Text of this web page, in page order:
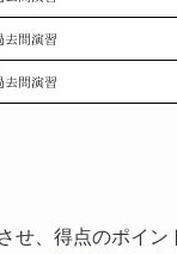
せ、得点のポイン